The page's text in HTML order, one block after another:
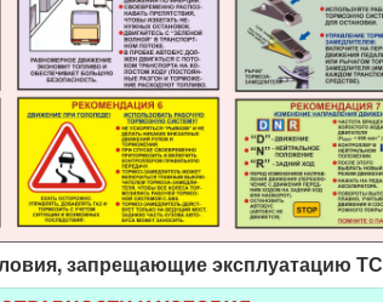
запрещающие эксплуатацию ТС